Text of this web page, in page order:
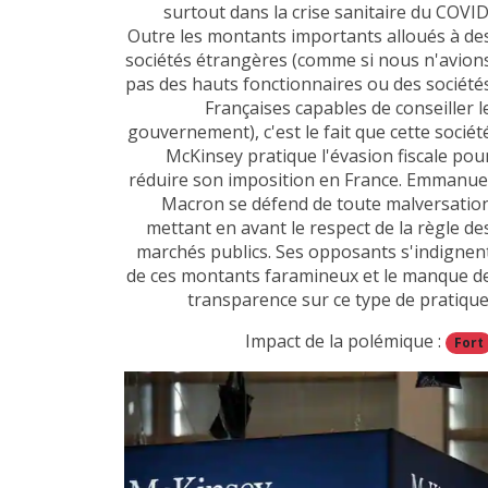
surtout dans la crise sanitaire du
Outre les montants importants alloués à
sociétés étrangères (comme si nous
pas des hauts fonctionnaires ou des
Françaises capables de conseiller
gouvernement), c'est le fait que cette
McKinsey pratique l'évasion fiscale
réduire son imposition en France.
Macron se défend de toute
mettant en avant le respect de la règle
marchés publics. Ses opposants
de ces montants faramineux et le manque
transparence sur ce type de
Impact de la polémique : Fort